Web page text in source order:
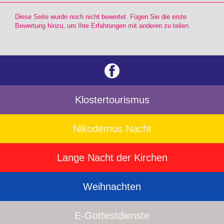
Diese Seite wurde noch nicht bewertet. Fügen Sie die erste
Bewertung hinzu, um Ihre Erfahrungen mit anderen zu teilen.
Klostertourismus
Nikodemus Nacht
Lange Nacht der Kirchen
Weihnachten
E-Gottestdienste